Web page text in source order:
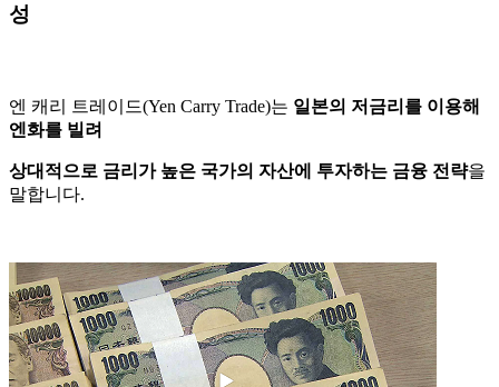
성
엔 캐리 트레이드(Yen Carry Trade)는 일본의 저금리를 이용해
엔화를 빌려
상대적으로 금리가 높은 국가의 자산에 투자하는 금융 전략을
말합니다.